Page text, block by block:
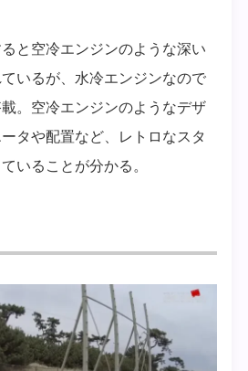
と空冷エンジンのような深い
いるが、水冷エンジンなので
。空冷エンジンのようなデザ
タや配置など、レトロなスタ
いることが分かる。